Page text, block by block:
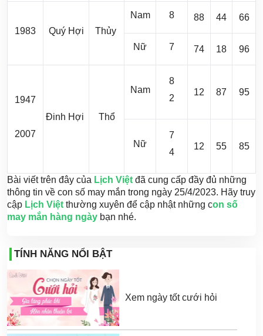
1983 Quý Hợi Thủy
Nam 8 88 44 66
Nữ 7 74 18 96
1947
2007
Đinh Hợi Thổ
Nam
8
2
12 87 95
Nữ
7
4
12 55 85
Bài viết trên đây của Lịch Việt đã cung cấp đầy đủ những
thông tin về con số may mắn trong ngày 25/4/2023. Hãy truy
cập Lịch Việt thường xuyên để cập nhật những con số
may mắn hàng ngày bạn nhé.
TÍNH NĂNG NỔI BẬT
Xem ngày tốt cưới hỏi